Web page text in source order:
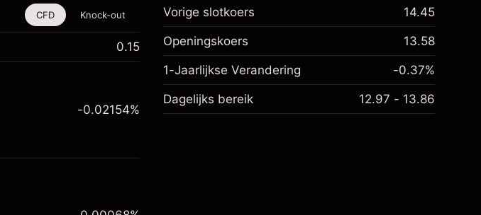
knock-outs is
financiële instrument.
CFD Knock-out
0.15
-0.02154%
Vorige slotkoers 14.45
Openingskoers 13.58
1-Jaarlijkse Verandering -0.37%
Dagelijks bereik 12.97 - 13.86